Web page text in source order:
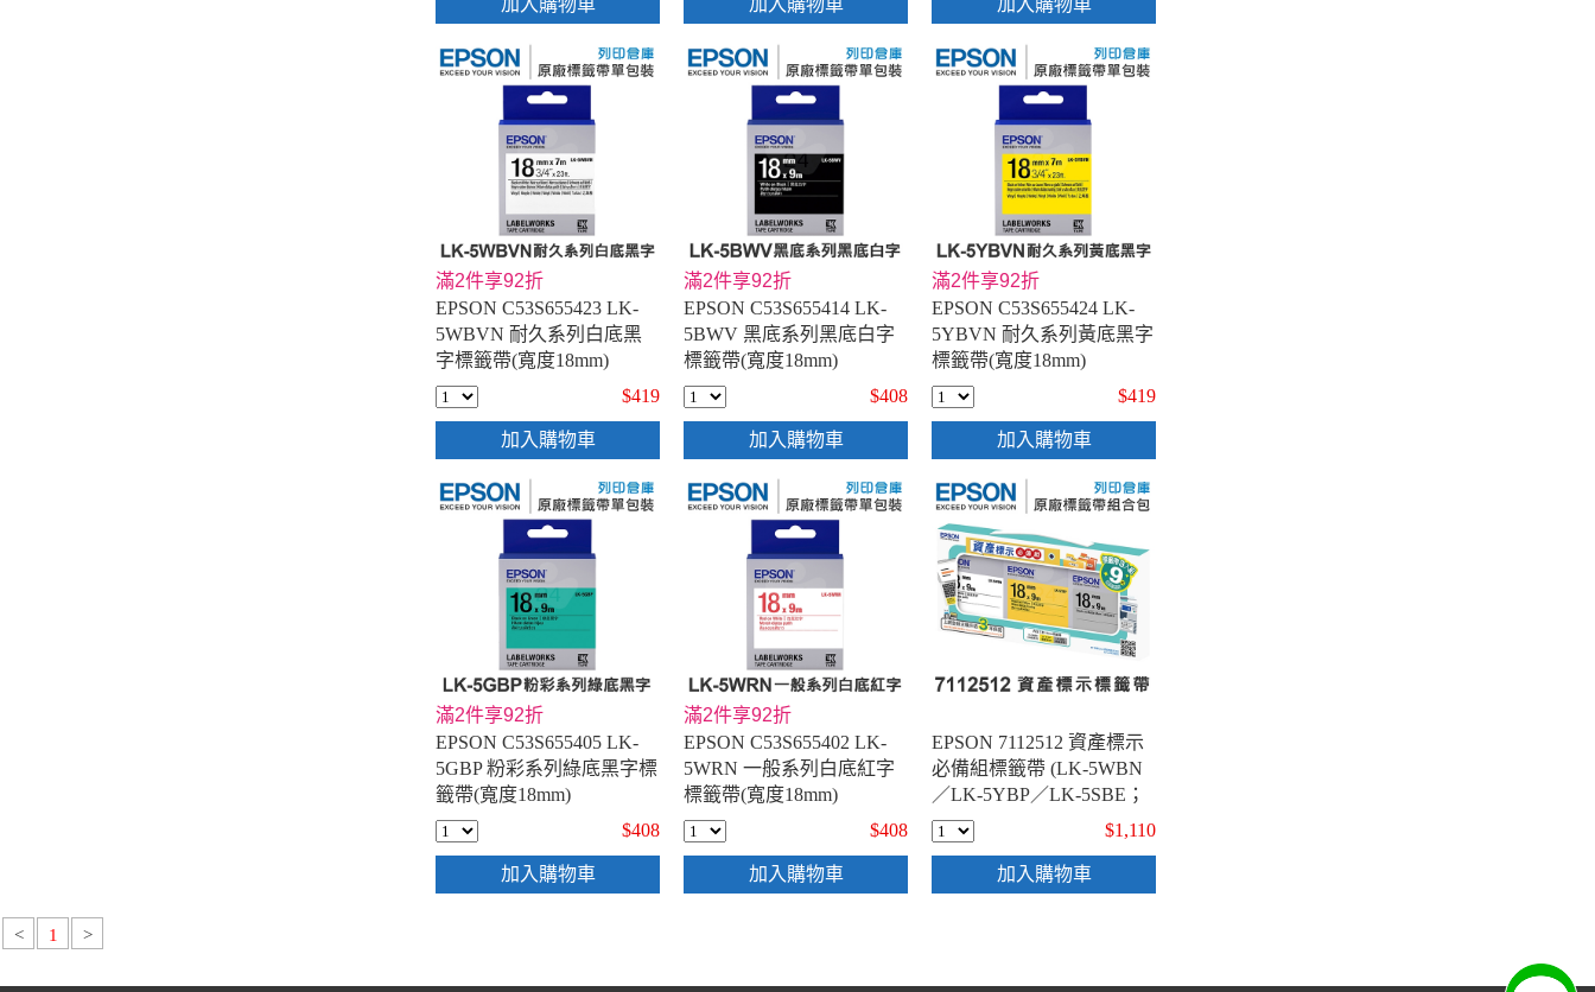
加入購物車 加入購物車 加入購物車
滿2件享92折
EPSON C53S655423 LK-
5WBVN 耐久系列白底黑
字標籤帶(寬度18mm)
$419
加入購物車
滿2件享92折
EPSON C53S655414 LK-
5BWV 黑底系列黑底白字
標籤帶(寬度18mm)
$408
加入購物車
滿2件享92折
EPSON C53S655424 LK-
5YBVN 耐久系列黃底黑字
標籤帶(寬度18mm)
$419
加入購物車
滿2件享92折
EPSON C53S655405 LK-
5GBP 粉彩系列綠底黑字標
籤帶(寬度18mm)
$408
加入購物車
滿2件享92折
EPSON C53S655402 LK-
5WRN 一般系列白底紅字
標籤帶(寬度18mm)
$408
加入購物車
EPSON 7112512 資產標示
必備組標籤帶 (LK-5WBN
／LK-5YBP／LK-5SBE；
寬度18mm)- 不適用現折專
區活動
$1,110
加入購物車
< 1 >